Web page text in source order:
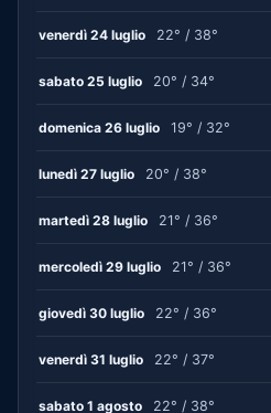
venerdì 24 luglio 22° / 38°
sabato 25 luglio 20° / 34°
domenica 26 luglio 19° / 32°
lunedì 27 luglio 20° / 38°
martedì 28 luglio 21° / 36°
mercoledì 29 luglio 21° / 36°
giovedì 30 luglio 22° / 36°
venerdì 31 luglio 22° / 37°
sabato 1 agosto 22° / 38°